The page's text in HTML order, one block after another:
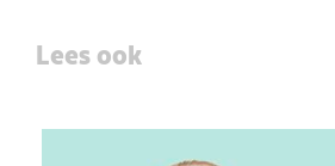
Lees ook